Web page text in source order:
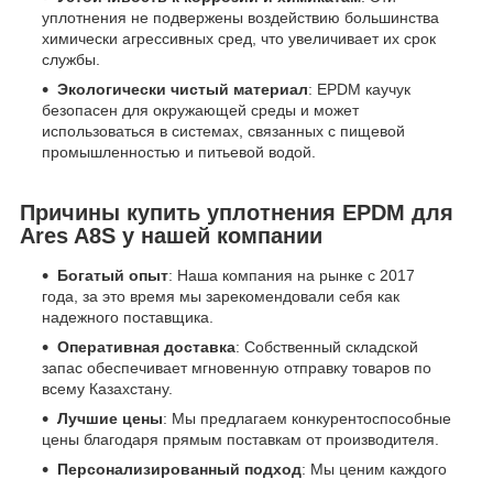
уплотнения не подвержены воздействию большинства
химически агрессивных сред, что увеличивает их срок
службы.
Экологически чистый материал: EPDM каучук
безопасен для окружающей среды и может
использоваться в системах, связанных с пищевой
промышленностью и питьевой водой.
Причины купить уплотнения EPDM для
Ares A8S у нашей компании
Богатый опыт: Наша компания на рынке с 2017
года, за это время мы зарекомендовали себя как
надежного поставщика.
Оперативная доставка: Собственный складской
запас обеспечивает мгновенную отправку товаров по
всему Казахстану.
Лучшие цены: Мы предлагаем конкурентоспособные
цены благодаря прямым поставкам от производителя.
Персонализированный подход: Мы ценим каждого